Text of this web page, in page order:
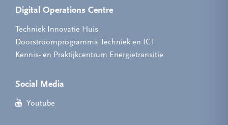
Digital Operations Centre
Techniek Innovatie Huis
Doorstroomprogramma Techniek en ICT
Kennis- en Praktijkcentrum Energietransitie
Social Media
Youtube